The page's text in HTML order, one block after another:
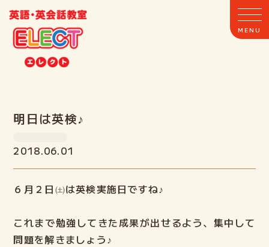
ホーム
ELECTとは
クラス案内
教室案内
明日は英検♪
2018.06.01
６月２日㈯は英検実施日ですね♪
これまで勉強してきた成果が出せるよう、集中して
問題を解きましょう♪